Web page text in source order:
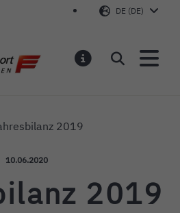
DE (DE)
Bodensee-Airport
Suchen
2019
Veröffentlicht am:
10.06.2020
2019